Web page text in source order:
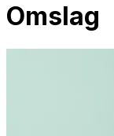
Omslag